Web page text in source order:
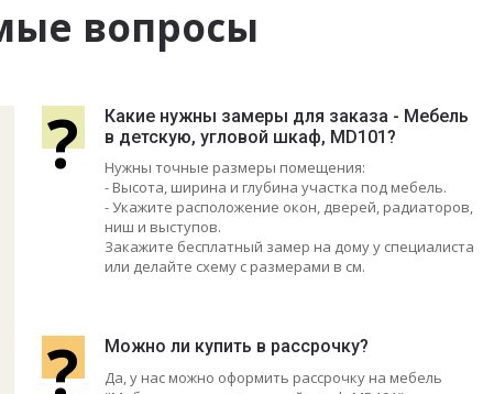
вопросы
?
Какие нужны замеры для заказа - Мебель
в детскую, угловой шкаф, MD101?
Нужны точные размеры помещения:
- Высота, ширина и глубина участка под мебель.
- Укажите расположение окон, дверей, радиаторов,
ниш и выступов.
Закажите бесплатный замер на дому у специалиста
или делайте схему с размерами в см.
? Можно ли купить в рассрочку?
Да, у нас можно оформить рассрочку на мебель